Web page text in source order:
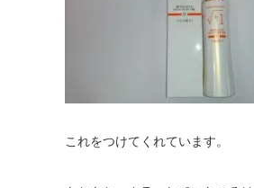
これをつけてくれています。